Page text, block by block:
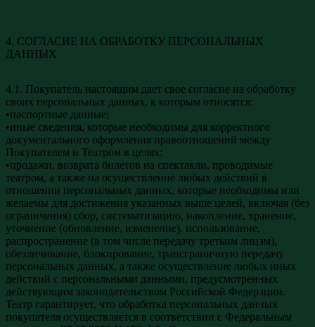
4. СОГЛАСИЕ НА ОБРАБОТКУ ПЕРСОНАЛЬНЫХ
ДАННЫХ
4.1. Покупатель настоящим дает свое согласие на обработку
своих персональных данных, к которым относятся:
•паспортные данные;
•иные сведения, которые необходимы для корректного
документального оформления правоотношений между
Покупателем и Театром в целях:
•продажи, возврата билетов на спектакли, проводимые
театром, а также на осуществление любых действий в
отношении персональных данных, которые необходимы или
желаемы для достижения указанных выше целей, включая (без
ограничения) сбор, систематизацию, накопление, хранение,
уточнение (обновление, изменение), использование,
распространение (в том числе передачу третьим лицам),
обезличивание, блокирование, трансграничную передачу
персональных данных, а также осуществление любых иных
действий с персональными данными, предусмотренных
действующим законодательством Российской Федерации.
Театр гарантирует, что обработка персональных данных
покупателя осуществляется в соответствии с Федеральным